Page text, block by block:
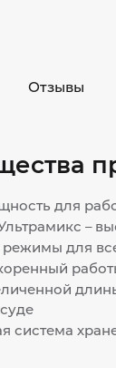
Отзывы
для
–
для
система